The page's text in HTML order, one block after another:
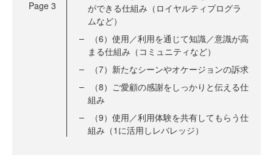
Page 3
ができる仕組み（ロイヤルティプログラ
ムなど）
（6）使用／利用を通じて知識／意識が高
まる仕組み（コミュニティなど）
（7）新たなシーンやオケージョンの訴求
（8）ご愛顧の感謝をしっかりと伝える仕
組み
（9）使用／利用体験を共有してもらう仕
組み（1に活用しレバレッジ）